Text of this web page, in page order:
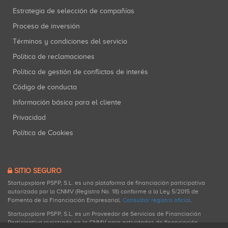
Estrategia de selección de compañías
Proceso de inversión
Términos y condiciones del servicio
Política de reclamaciones
Política de gestión de conflictos de interés
Código de conducta
Información básica para el cliente
Privacidad
Política de Cookies
SITIO SEGURO
Startupxplore PSFP, S.L. es una plataforma de financiación participativa
autorizada por la CNMV (Registro No. 18) conforme a la Ley 5/2015 de
Fomento de la Financiación Empresarial. Consultar registro oficial.
Startupxplore PSFP, S.L. es un Proveedor de Servicios de Financiación
Participativa registrado en la CNMV para actividades de financiación